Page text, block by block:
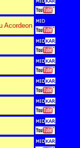
Acordeon